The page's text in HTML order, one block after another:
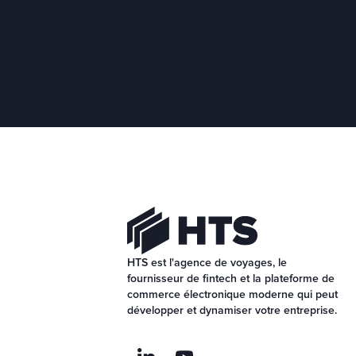
HTS est l'agence de voyages, le
fournisseur de fintech et la plateforme de
commerce électronique moderne qui peut
développer et dynamiser votre entreprise.